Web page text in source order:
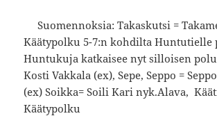
Suomennoksia: Takaskutsi =
Käätypolku 5-7:n kohdilta Huntutielle
Huntukuja katkaisee nyt silloisen
Kosti Vakkala (ex), Sepe, Seppo =
(ex) Soikka= Soili Kari nyk.Alava,
Käätypolku